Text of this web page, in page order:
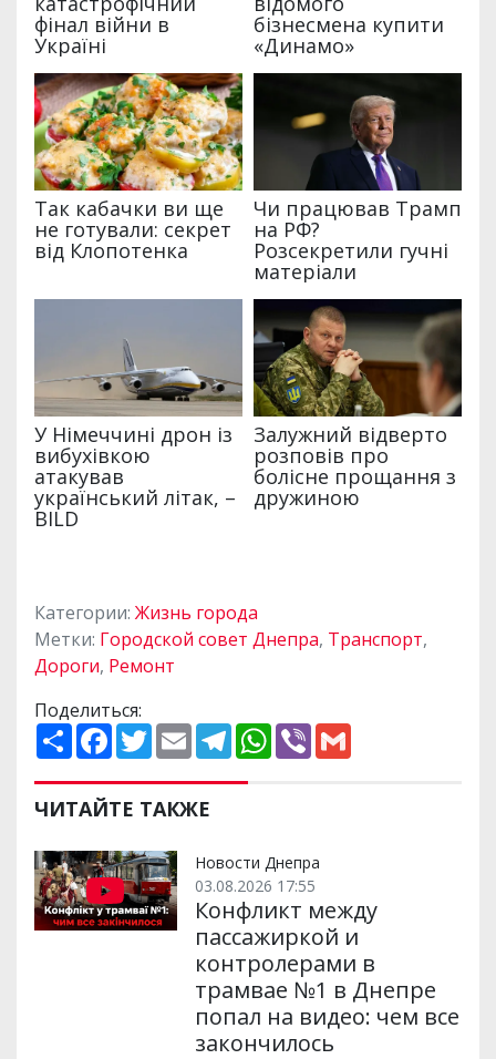
Категории: Жизнь города
Метки: Городской совет Днепра, Транспорт,
Дороги, Ремонт
Поделиться:
П
о
и
р
и
и
F
a
e
b
o
k
T
w
t
t
e
E
m
i
l
T
e
e
m
W
h
p
V
ЧИТАЙТЕ ТАКЖЕ
Новости Днепра
03.08.2026 17:55
Конфликт между
пассажиркой и
контролерами в
трамвае №1 в Днепре
попал на видео: чем все
закончилось